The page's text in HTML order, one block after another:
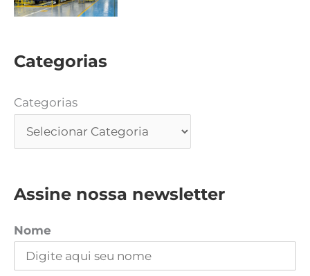
Categorias
Categorias
Assine nossa newsletter
Nome